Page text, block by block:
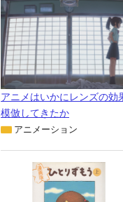
アニメはいかにレンズの効
模倣してきたか
アニメーション